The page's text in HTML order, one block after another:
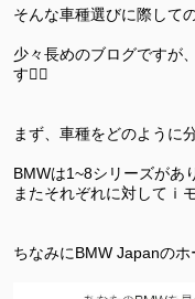
そんな車種選びに際して
少々長めのブログですが
す🙋‍♀️
まず、車種をどのように
BMWは1~8シリーズがあ
またそれぞれに対してｉ
ちなみにBMW Japanの